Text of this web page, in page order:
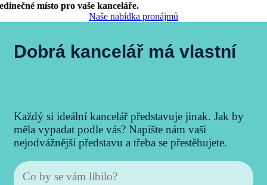
místo pro vaše kanceláře.
Naše nabídka pronájmů
Dobrá kancelář má vlastní
Každý si ideální kancelář představuje jinak. Jak by
měla vypadat podle vás? Napište nám vaši
nejodvážnější představu a třeba se přestěhujete.